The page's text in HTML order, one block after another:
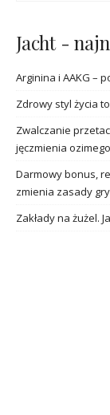
Jacht -
Arginina i AAKG –
Zdrowy styl życia
Zwalczanie
jęczmienia ozimego
Darmowy bonus,
zmienia zasady gry
Zakłady na żużel.